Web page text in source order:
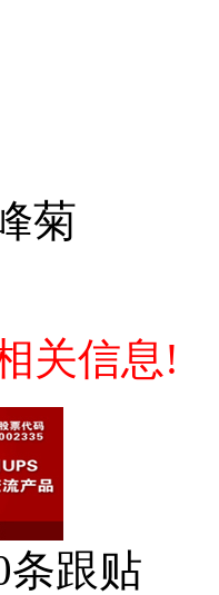
菊
关信息!
条跟贴